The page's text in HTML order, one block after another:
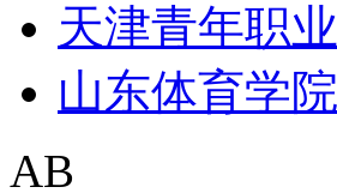
天津青年职
山东体育学院
AB